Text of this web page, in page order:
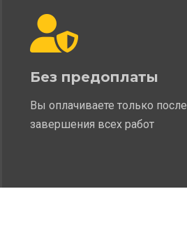
Без предоплаты
Вы оплачиваете только после
завершения всех работ